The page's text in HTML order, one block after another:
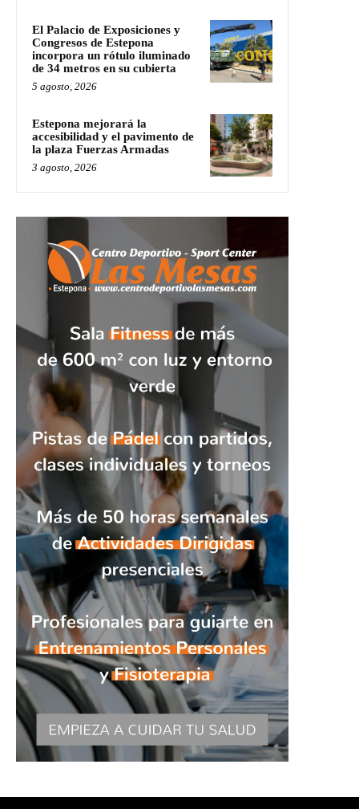
El Palacio de Exposiciones y
Congresos de Estepona
incorpora un rótulo iluminado
de 34 metros en su cubierta
5 agosto, 2026
Estepona mejorará la
accesibilidad y el pavimento de
la plaza Fuerzas Armadas
3 agosto, 2026